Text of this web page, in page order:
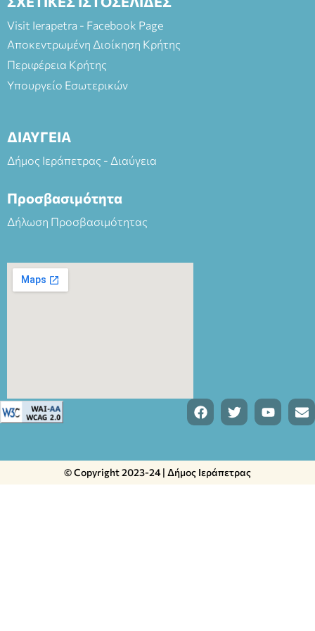
Visit Ierapetra - Facebook Page
Αποκεντρωμένη Διοίκηση Κρήτης
Περιφέρεια Κρήτης
Υπουργείο Εσωτερικών
ΔΙΑΥΓΕΙΑ
Δήμος Ιεράπετρας - Διαύγεια
Προσβασιμότητα
Δήλωση Προσβασιμότητας
© Copyright 2023-24 | Δήμος Ιεράπετρας